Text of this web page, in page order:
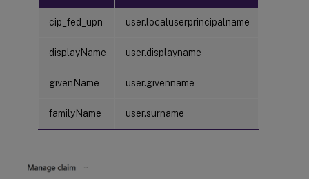
cip_fed_upn user.localuserprincipalname
displayName user.displayname
givenName user.givenname
familyName user.surname